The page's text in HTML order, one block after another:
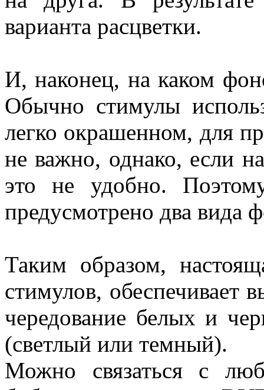
варианта расцветки.
И, наконец, на каком
Обычно стимулы
легко окрашенном, для
не важно, однако, если
это не удобно.
предусмотрено два вида
Таким образом,
стимулов, обеспечивает
чередование белых и
(светлый или темный).
Можно связаться с